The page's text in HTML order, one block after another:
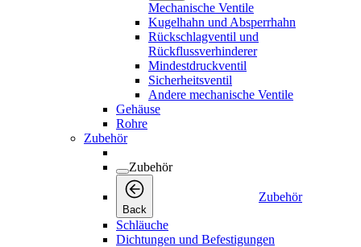
Mechanische Ventile
Kugelhahn und Absperrhahn
Rückschlagventil und
Rückflussverhinderer
Mindestdruckventil
Sicherheitsventil
Andere mechanische Ventile
Gehäuse
Rohre
Zubehör
Zubehör
Back
Zubehör
Schläuche
Dichtungen und Befestigungen